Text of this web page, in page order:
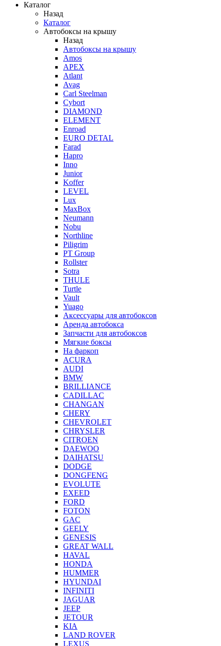
Каталог
Назад
Каталог
Автобоксы на крышу
Назад
Автобоксы на крышу
Amos
APEX
Atlant
Avag
Carl Steelman
Cybort
DIAMOND
ELEMENT
Enroad
EURO DETAL
Farad
Hapro
Inno
Junior
Koffer
LEVEL
Lux
MaxBox
Neumann
Nobu
Northline
Piligrim
PT Group
Rollster
Sotra
THULE
Turtle
Vault
Yuago
Аксессуары для автобоксов
Аренда автобокса
Запчасти для автобоксов
Мягкие боксы
На фаркоп
ACURA
AUDI
BMW
BRILLIANCE
CADILLAC
CHANGAN
CHERY
CHEVROLET
CHRYSLER
CITROEN
DAEWOO
DAIHATSU
DODGE
DONGFENG
EVOLUTE
EXEED
FORD
FOTON
GAC
GEELY
GENESIS
GREAT WALL
HAVAL
HONDA
HUMMER
HYUNDAI
INFINITI
JAGUAR
JEEP
JETOUR
KIA
LAND ROVER
LEXUS